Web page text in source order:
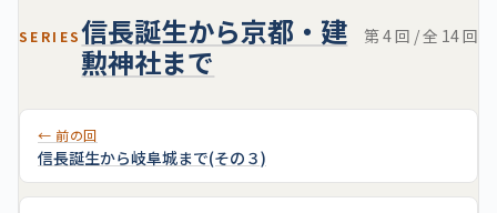
SERIES信長誕生から京都・建
勲神社まで
第 4 回 / 全 14 回
← 前の回
信長誕生から岐阜城まで(その３)